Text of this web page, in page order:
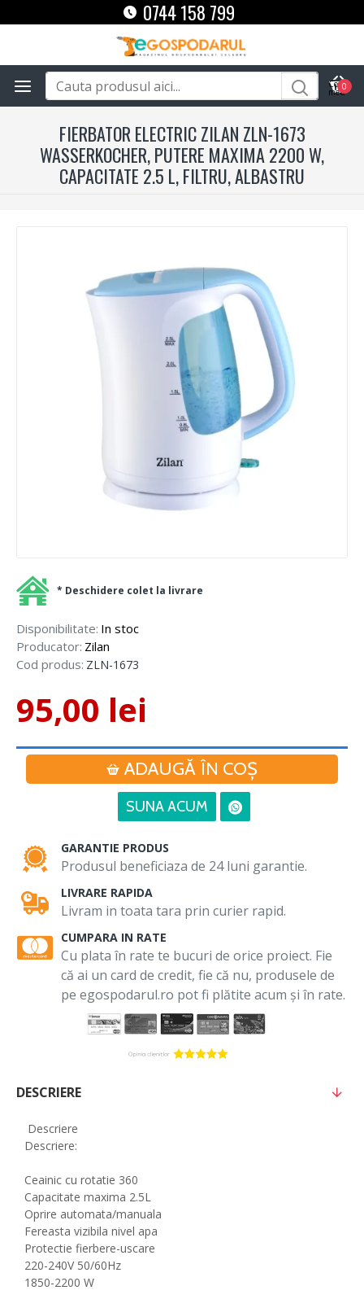
0744 158 799
0
FIERBATOR ELECTRIC ZILAN ZLN-1673
WASSERKOCHER, PUTERE MAXIMA 2200 W,
CAPACITATE 2.5 L, FILTRU, ALBASTRU
Disponibilitate: In stoc
Producator: Zilan
Cod produs: ZLN-1673
95,00 lei
ADAUGĂ ÎN COŞ
SUNA ACUM
* Deschidere colet la livrare
GARANTIE PRODUS
Produsul beneficiaza de 24 luni garantie.
LIVRARE RAPIDA
Livram in toata tara prin curier rapid.
CUMPARA IN RATE
Cu plata în rate te bucuri de orice proiect. Fie
că ai un card de credit, fie că nu, produsele de
pe egospodarul.ro pot fi plătite acum și în rate.
DESCRIERE
Descriere
Descriere:
Ceainic cu rotatie 360
Capacitate maxima 2.5L
Oprire automata/manuala
Fereasta vizibila nivel apa
Protectie fierbere-uscare
220-240V 50/60Hz
1850-2200 W